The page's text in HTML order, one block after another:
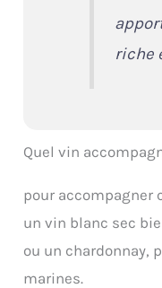
riche
Quel vin
pour accompagner
un vin blanc sec
ou un chardonnay,
marines.